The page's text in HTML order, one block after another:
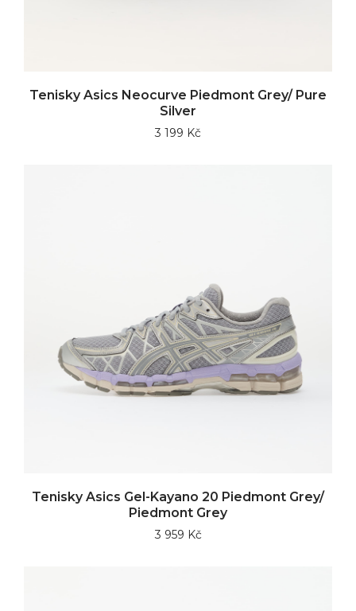
Tenisky Asics Neocurve Piedmont Grey/ Pure
Silver
3 199 Kč
Tenisky Asics Gel-Kayano 20 Piedmont Grey/
Piedmont Grey
3 959 Kč